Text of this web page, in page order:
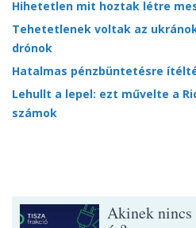
Hihetetlen mit hoztak létre
Tehetetlenek voltak az
drónok
Hatalmas pénzbüntetésre
Lehullt a lepel: ezt művelte a
számok
Akinek nincs